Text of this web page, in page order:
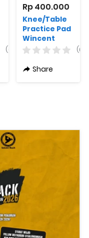
(0)
Rp 400.000
Knee/Table
Practice Pad
Wincent
DualSide
(0)
Share